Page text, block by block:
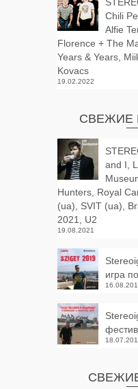
Chili
Alfie
Florence + The
Years & Years,
Kovacs
19.02.2022
СВЕЖИЕ
and I,
Hunters, Royal
(ua), SVIT (ua),
2021, U2
19.08.2021
игра